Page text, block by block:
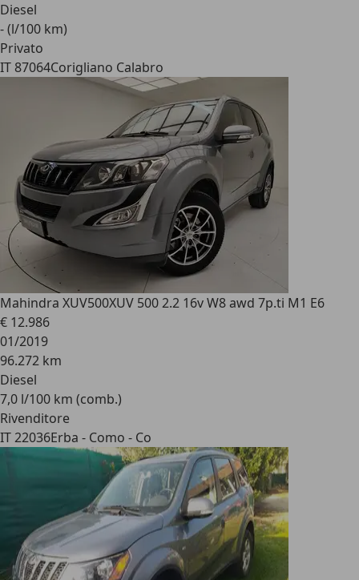
Diesel
- (l/100 km)
Privato
IT 87064Corigliano Calabro
Mahindra XUV500XUV 500 2.2 16v W8 awd 7p.ti M1 E6
€ 12.986
01/2019
96.272 km
Diesel
7,0 l/100 km (comb.)
Rivenditore
IT 22036Erba - Como - Co